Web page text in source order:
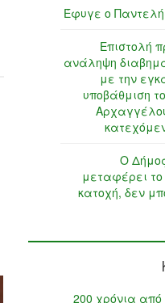
Έφυγε ο
Επιστολή
ανάληψη
με την
υποβάθμιση
Ο
μεταφέρει το
κατοχή, δεν
200 χρόνια από